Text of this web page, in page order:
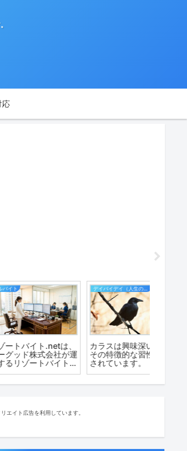
応
貸』とは？
ない家賃ク
ド自動支払
デイバイデイ（人生の散歩道）
シンプルなWordPress
テーマ「Cocoon」に魅
せられた「パンダ」
エイト広告を利用しています。